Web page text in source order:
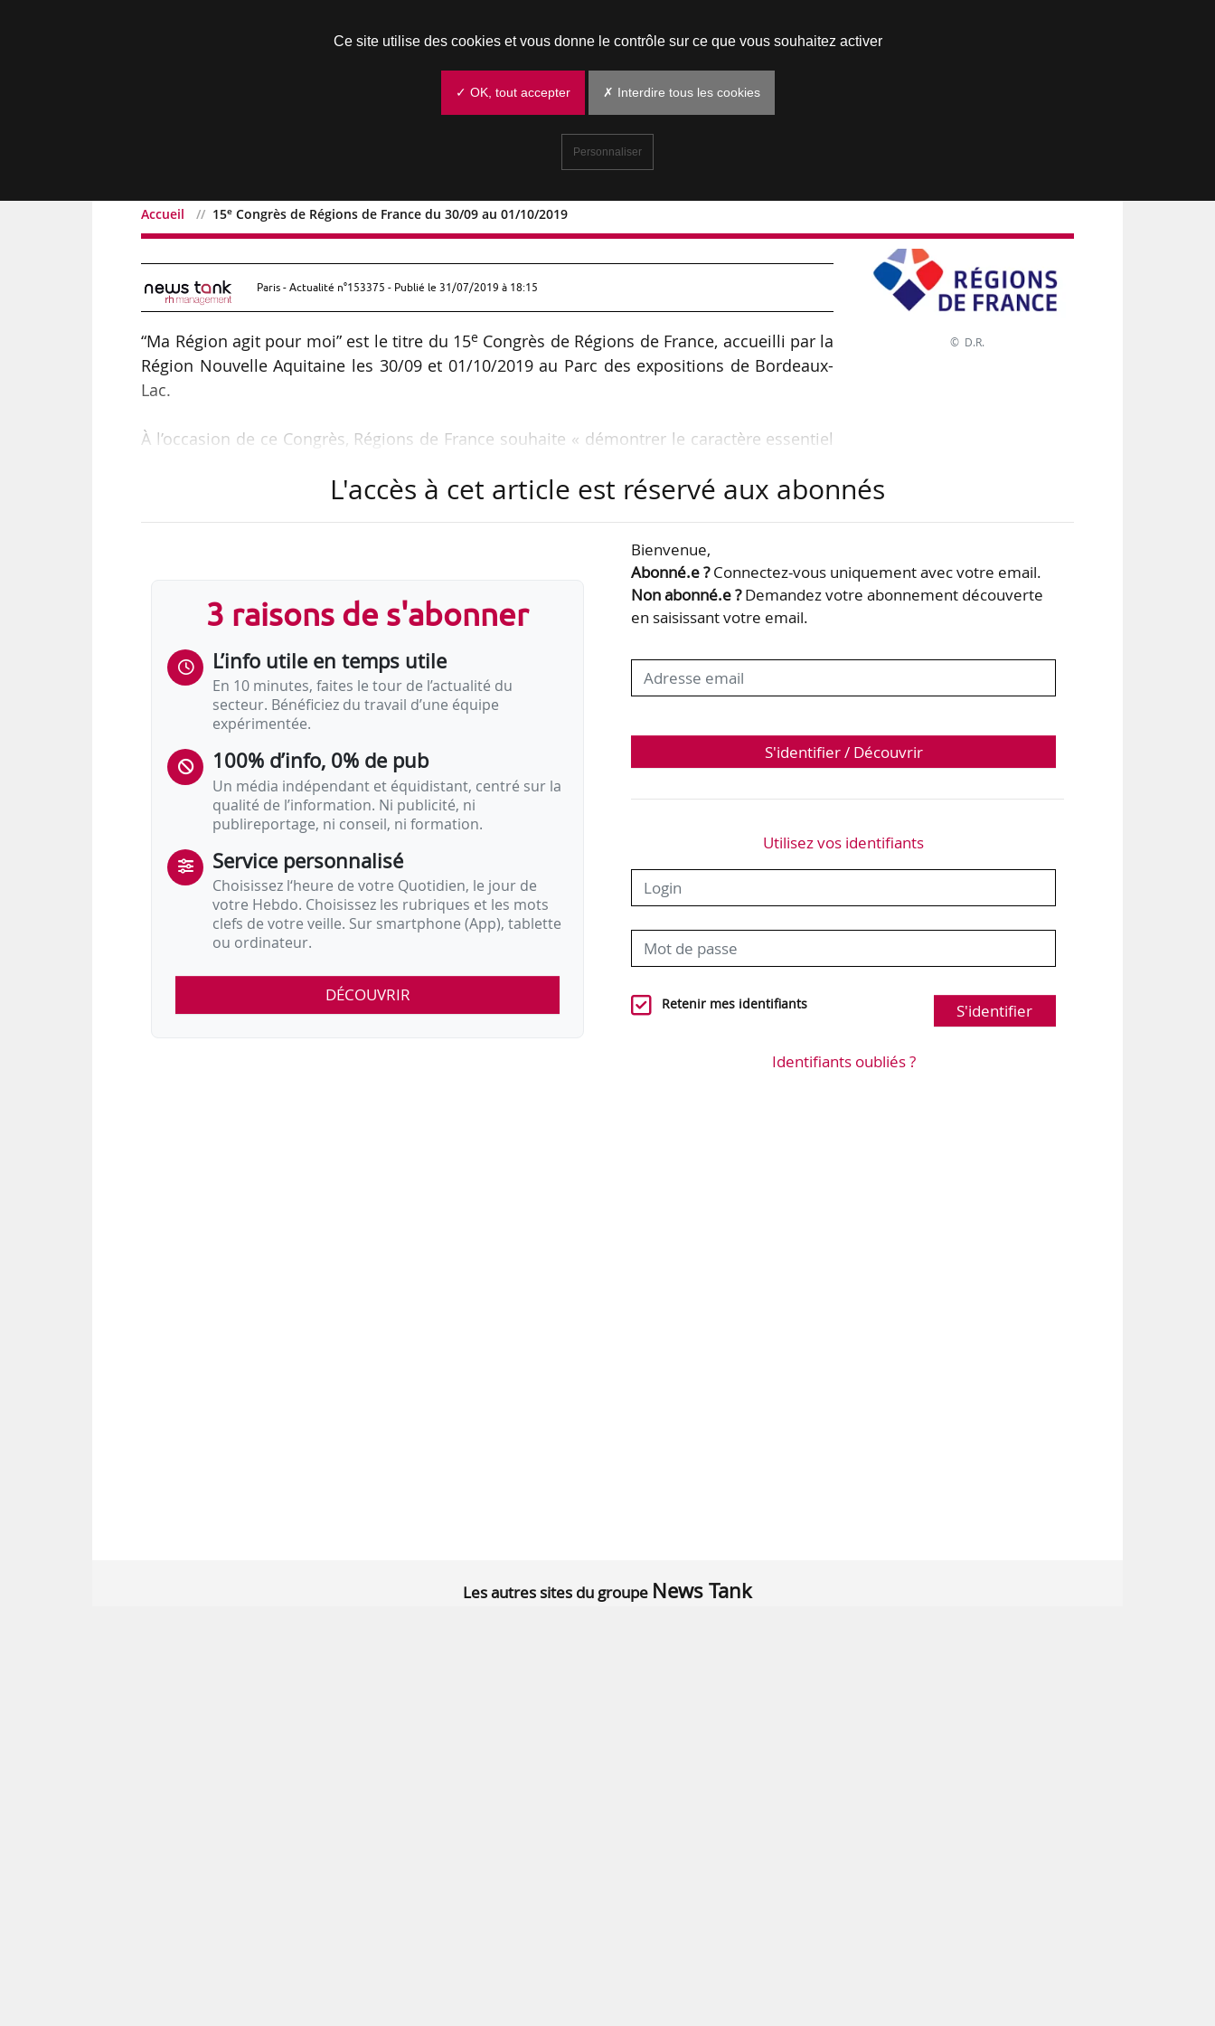
Accueil 15e Congrès de Régions de France du 30/09 au 01/10/2019
15eCongrès de Régions de France du 30/09 au 01/10/2019
Paris - Actualité n°153375 - Publié le 31/07/2019 à 18:15
“Ma Région agit pour moi” est le titre du 15e Congrès de Régions de France, accueilli par la
Région Nouvelle Aquitaine les 30/09 et 01/10/2019 au Parc des expositions de Bordeaux-
Lac.
À l’occasion de ce Congrès, Régions de France souhaite « démontrer le caractère essentiel
président de la République ».
proches des acteurs de terrain, et en même temps capables de fortifier la cohésion
• de citoyens,
• d’usagers des transports,
• de chefs d’entreprises,
• de formateurs
• d’élus de terrain.
À travers ces témoignages d…
© D.R.
L'accès à cet article est réservé aux abonnés
3 raisons de s'abonner
L’info utile en temps utile
En 10 minutes, faites le tour de l’actualité du
secteur. Bénéficiez du travail d’une équipe
expérimentée.
100% d’info, 0% de pub
Un média indépendant et équidistant, centré sur la
qualité de l’information. Ni publicité, ni
publireportage, ni conseil, ni formation.
Service personnalisé
Choisissez l‘heure de votre Quotidien, le jour de
votre Hebdo. Choisissez les rubriques et les mots
clefs de votre veille. Sur smartphone (App), tablette
ou ordinateur.
DÉCOUVRIR
Bienvenue,
Abonné.e ?Connectez-vous uniquement avec votre email.
Non abonné.e ?Demandez votre abonnement découverte
en saisissant votre email.
S'identifier / Découvrir
Utilisez vos identifiants
Retenir mes identifiants S'identifier
Identifiants oubliés ?
Les autres sites du groupe News Tank
Ce site utilise des cookies et vous donne le contrôle sur ce que vous souhaitez activer
✓ OK, tout accepter ✗ Interdire tous les cookies
Personnaliser